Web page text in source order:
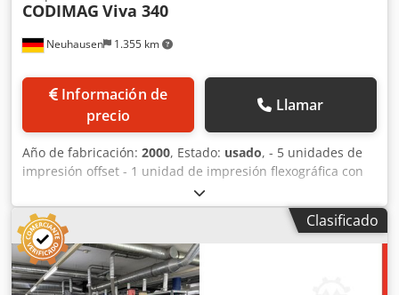
Neuhausen 1.355 km
CODIMAG Viva 340
Información de
precio
Llamar
Año de fabricación: 2000, Estado: usado, - 5 unidades de
impresión offset - 1 unidad de impresión flexográfica con
barniz - 6 sistemas de secado UV (refrigerados por aire) -
Unidad de troquelado rotativo - GAP Master - Sistema de
control de la banda mediante vídeo BST Dedpfx Apey H U
Uis Ieck Rotativa completa de 355,6 mm Ancho máximo de
la banda: 340 mm Ancho mínimo de la banda: 120 mm
Clasificado